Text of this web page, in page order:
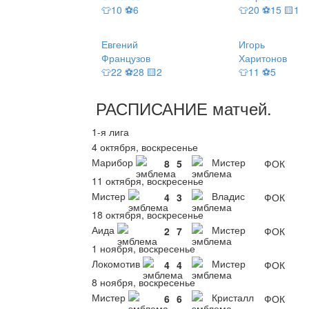
👕10 ⚽6
👕20 ⚽15 🟨1
Евгений
Французов
👕22 ⚽28 🟨2
Игорь
Харитонов
👕11 ⚽5
РАСПИСАНИЕ матчей.
1-я лига
4 октября, воскресенье
Марибор
8 5 Мистер
ФОК
11 октября, воскресенье
Мистер
4 3 Владис
ФОК
18 октября, воскресенье
Аида
2 7 Мистер
ФОК
1 ноября, воскресенье
Локомотив
4 4 Мистер
ФОК
8 ноября, воскресенье
Мистер
6 6 Кристалл
ФОК